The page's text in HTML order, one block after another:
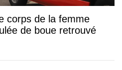
corps de la femme
de boue retrouvé